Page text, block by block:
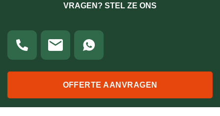
VRAGEN? STEL ZE ONS
OFFERTE AANVRAGEN